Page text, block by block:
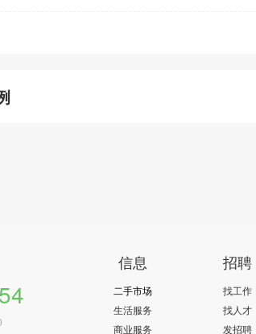
信息
二手市场
生活服务
商业服务
招聘
找工作
找人才
发招聘